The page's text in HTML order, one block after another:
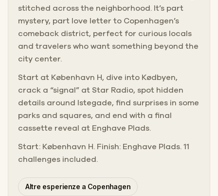
stitched across the neighborhood. It’s part
mystery, part love letter to Copenhagen’s
comeback district, perfect for curious locals
and travelers who want something beyond the
city center.
Start at København H, dive into Kødbyen,
crack a “signal” at Star Radio, spot hidden
details around Istegade, find surprises in some
parks and squares, and end with a final
cassette reveal at Enghave Plads.
Start: København H. Finish: Enghave Plads. 11
challenges included.
Altre esperienze a Copenhagen